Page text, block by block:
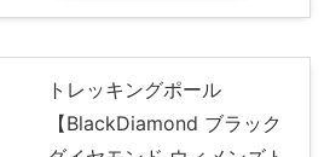
トレッキングポール
【BlackDiamond ブラック